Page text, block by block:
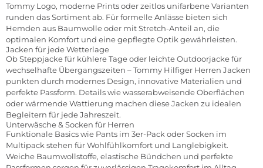
Tommy Logo, moderne Prints oder zeitlos unifarbene Varianten
runden das Sortiment ab. Für formelle Anlässe bieten sich
Hemden aus Baumwolle oder mit Stretch-Anteil an, die
optimalen Komfort und eine gepflegte Optik gewährleisten.
Jacken für jede Wetterlage
Ob Steppjacke für kühlere Tage oder leichte Outdoorjacke für
wechselhafte Übergangszeiten – Tommy Hilfiger Herren Jacken
punkten durch modernes Design, innovative Materialien und
perfekte Passform. Details wie wasserabweisende Oberflächen
oder wärmende Wattierung machen diese Jacken zu idealen
Begleitern für jede Jahreszeit.
Unterwäsche & Socken für Herren
Funktionale Basics wie Pants im 3er-Pack oder Socken im
Multipack stehen für Wohlfühlkomfort und Langlebigkeit.
Weiche Baumwollstoffe, elastische Bündchen und perfekte